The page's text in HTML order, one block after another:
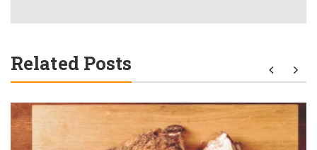
Related Posts